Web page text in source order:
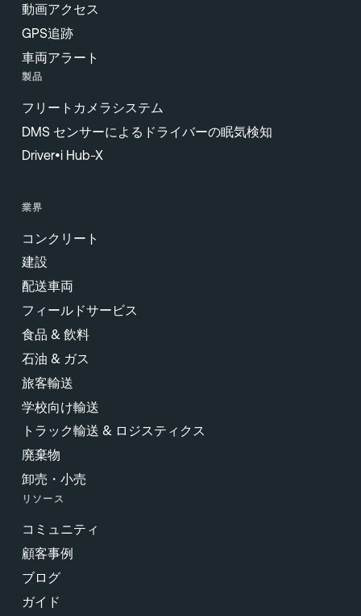
動画アクセス
GPS追跡
車両アラート
製品
フリートカメラシステム
DMS センサーによるドライバーの眠気検知
Driver•i Hub-X
業界
コンクリート
建設
配送車両
フィールドサービス
食品 & 飲料
石油 & ガス
旅客輸送
学校向け輸送
トラック輸送 & ロジスティクス
廃棄物
卸売・小売
リソース
コミュニティ
顧客事例
ブログ
ガイド